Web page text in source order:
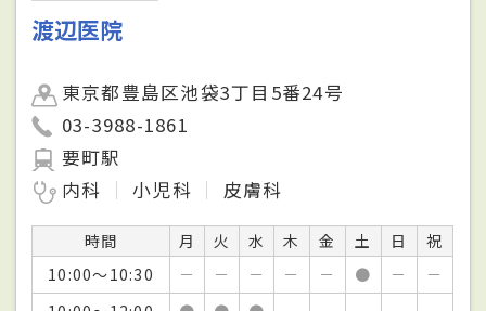
渡辺医院
東京都豊島区池袋3丁目5番24号
03-3988-1861
要町駅
内科
小児科 皮膚科
時間 月 火 水 木 金 土 日
祝
10:00～10:30
－ － － － － ● －
－